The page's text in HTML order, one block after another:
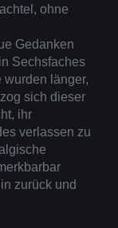
ohne
Gedanken
Sechsfaches
wurden länger,
sich dieser
ihr
verlassen zu
zurück und